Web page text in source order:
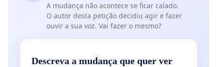
A mudança não acontece se ficar calado.
O autor desta petição decidiu agir e fazer
ouvir a sua voz. Vai fazer o mesmo?
Descreva a mudança que quer ver